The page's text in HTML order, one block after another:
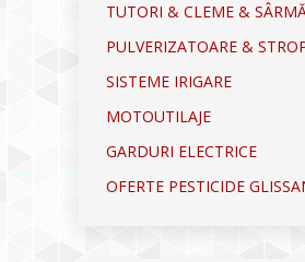
TUTORI & CLEME &
PULVERIZATOARE &
SISTEME IRIGARE
MOTOUTILAJE
GARDURI ELECTRICE
OFERTE PESTICIDE